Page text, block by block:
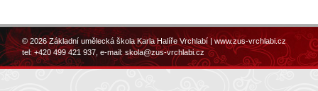
© 2026 Základní umělecká škola Karla Halíře Vrchlabí |www.zus-vrchlabi.cz
tel: +420 499 421 937, e-mail:skola@zus-vrchlabi.cz